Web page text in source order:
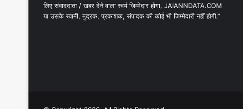
लिए संवाददाता / खबर देने वाला स्वयं जिम्मेदार होगा, JAIANNDATA.COM
या उसके स्वामी, मुद्रक, प्रकाशक, संपादक की कोई भी जिम्मेदारी नहीं होगी.”